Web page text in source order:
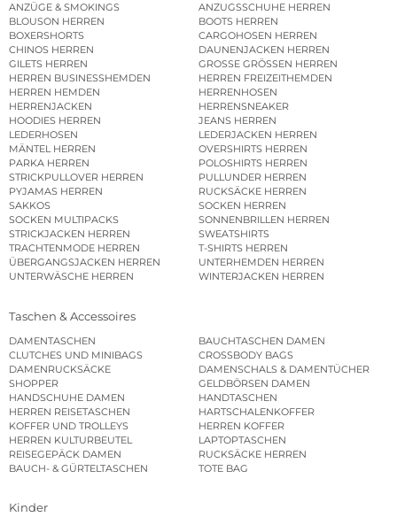
ANZÜGE & SMOKINGS
ANZUGSSCHUHE HERREN
BLOUSON HERREN
BOOTS HERREN
BOXERSHORTS
CARGOHOSEN HERREN
CHINOS HERREN
DAUNENJACKEN HERREN
GILETS HERREN
GROSSE GRÖSSEN HERREN
HERREN BUSINESSHEMDEN
HERREN FREIZEITHEMDEN
HERREN HEMDEN
HERRENHOSEN
HERRENJACKEN
HERRENSNEAKER
HOODIES HERREN
JEANS HERREN
LEDERHOSEN
LEDERJACKEN HERREN
MÄNTEL HERREN
OVERSHIRTS HERREN
PARKA HERREN
POLOSHIRTS HERREN
STRICKPULLOVER HERREN
PULLUNDER HERREN
PYJAMAS HERREN
RUCKSÄCKE HERREN
SAKKOS
SOCKEN HERREN
SOCKEN MULTIPACKS
SONNENBRILLEN HERREN
STRICKJACKEN HERREN
SWEATSHIRTS
TRACHTENMODE HERREN
T-SHIRTS HERREN
ÜBERGANGSJACKEN HERREN
UNTERHEMDEN HERREN
UNTERWÄSCHE HERREN
WINTERJACKEN HERREN
Taschen & Accessoires
DAMENTASCHEN
BAUCHTASCHEN DAMEN
CLUTCHES UND MINIBAGS
CROSSBODY BAGS
DAMENRUCKSÄCKE
DAMENSCHALS & DAMENTÜCHER
SHOPPER
GELDBÖRSEN DAMEN
HANDSCHUHE DAMEN
HANDTASCHEN
HERREN REISETASCHEN
HARTSCHALENKOFFER
KOFFER UND TROLLEYS
HERREN KOFFER
HERREN KULTURBEUTEL
LAPTOPTASCHEN
REISEGEPÄCK DAMEN
RUCKSÄCKE HERREN
BAUCH- & GÜRTELTASCHEN
TOTE BAG
Kinder